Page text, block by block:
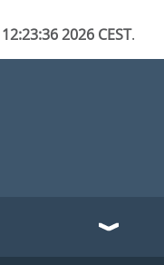
2026 CEST.